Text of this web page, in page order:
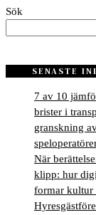
Sök
SENASTE
7 av 10
brister i
granskning
När
klipp: hur
formar kultur